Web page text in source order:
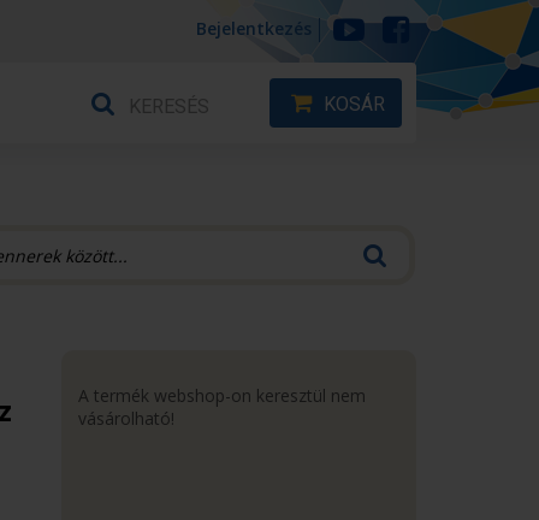
Bejelentkezés
KOSÁR
A termék webshop-on keresztül nem
vásárolható!